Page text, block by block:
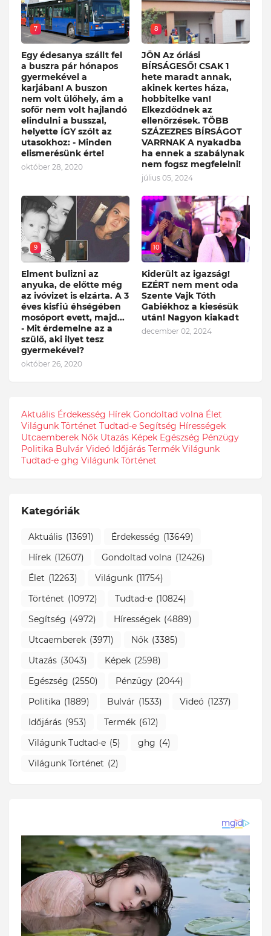
7
Egy édesanya szállt fel
a buszra pár hónapos
gyermekével a
karjában! A buszon
nem volt ülőhely, ám a
sofőr nem volt hajlandó
elindulni a busszal,
helyette ÍGY szólt az
utasokhoz: - Minden
elismerésünk érte!
október 28, 2020
8
JÖN Az óriási
BÍRSÁGESŐ! CSAK 1
hete maradt annak,
akinek kertes háza,
hobbitelke van!
Elkezdődnek az
ellenőrzések. TÖBB
SZÁZEZRES BÍRSÁGOT
VARRNAK A nyakadba
ha ennek a szabálynak
nem fogsz megfelelni!
július 05, 2024
9
Elment bulizni az
anyuka, de előtte még
az ivóvizet is elzárta. A 3
éves kisfiú éhségében
mosóport evett, majd...
- Mit érdemelne az a
szülő, aki ilyet tesz
gyermekével?
október 26, 2020
10
Kiderült az igazság!
EZÉRT nem ment oda
Szente Vajk Tóth
Gabiékhoz a kiesésük
után! Nagyon kiakadt
december 02, 2024
Aktuális Érdekesség Hírek Gondoltad volna Élet
Világunk Történet Tudtad-e Segítség Hírességek
Utcaemberek Nők Utazás Képek Egészség Pénzügy
Politika Bulvár Videó Időjárás Termék Világunk
Tudtad-e ghg Világunk Történet
Kategóriák
Aktuális (13691) Érdekesség (13649)
Hírek (12607) Gondoltad volna (12426)
Élet (12263) Világunk (11754)
Történet (10972) Tudtad-e (10824)
Segítség (4972) Hírességek (4889)
Utcaemberek (3971) Nők (3385)
Utazás (3043) Képek (2598)
Egészség (2550) Pénzügy (2044)
Politika (1889) Bulvár (1533) Videó (1237)
Időjárás (953) Termék (612)
Világunk Tudtad-e (5) ghg (4)
Világunk Történet (2)